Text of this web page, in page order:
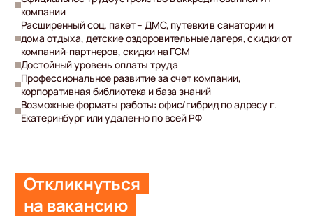
компании
Расширенный соц. пакет – ДМС, путевки в санатории и
дома отдыха, детские оздоровительные лагеря, скидки от
компаний-партнеров, скидки на ГСМ
Достойный уровень оплаты труда
Профессиональное развитие за счет компании,
корпоративная библиотека и база знаний
Возможные форматы работы: офис/гибрид по адресу г.
Екатеринбург или удаленно по всей РФ
Откликнуться
на вакансию